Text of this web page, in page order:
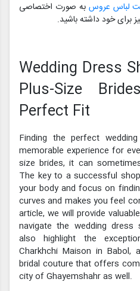
لباس عروس به صورت اختصاصی
برای خود داشته باشید.
Wedding Dress
Plus-Size
Perfect Fit
Finding the perfect
memorable experience for
size brides, it can
The key to a successful
your body and focus on
curves and makes you feel
article, we will provide
navigate the wedding dress
also highlight the
Charkhchi Maison in Babol,
bridal couture that offers
city of Ghayemshahr as well.